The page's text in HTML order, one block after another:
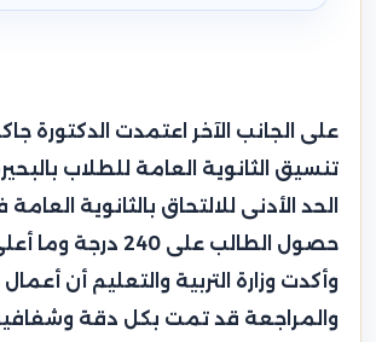
على الجانب الآخر اعتمدت الدكتورة
الحد الأدنى للالتحاق بالثانوية
حصول الطالب على 240
وأكدت وزارة التربية والتعليم أن
والمراجعة قد تمت بكل دقة